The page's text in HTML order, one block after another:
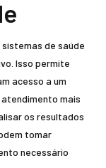
de saúde
Isso permite
acesso a um
mais
os resultados
tomar
necessário